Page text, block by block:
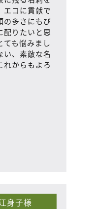
エコに貢献で
の多さにもび
配りたいと思
ても悩みまし
い、素敵な名
れからもよろ
身子様